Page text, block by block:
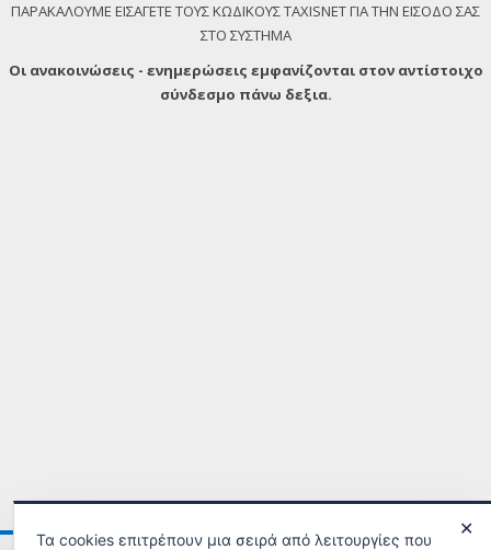
ΠΑΡΑΚΑΛΟΥΜΕ ΕΙΣΑΓΕΤΕ ΤΟΥΣ ΚΩΔΙΚΟΥΣ TAXISNET ΓΙΑ ΤΗΝ ΕΙΣΟΔΟ ΣΑΣ
ΣΤΟ ΣΥΣΤΗΜΑ
Οι ανακοινώσεις - ενημερώσεις εμφανίζονται στον αντίστοιχο
σύνδεσμο πάνω δεξια.
✕
Τα cookies επιτρέπουν μια σειρά από λειτουργίες που